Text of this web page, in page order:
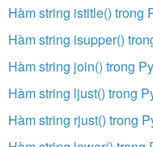
Hàm string istitle() trong
Hàm string isupper()
Hàm string join() trong
Hàm string ljust() trong
Hàm string rjust() trong